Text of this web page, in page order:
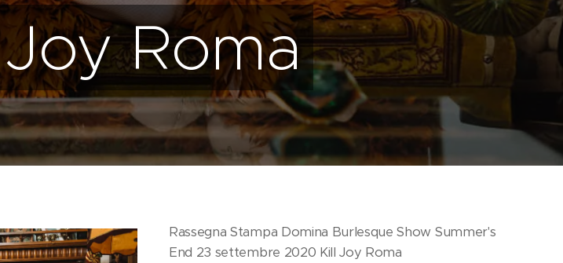
Joy Roma
Rassegna Stampa Domina Burlesque Show Summer's
End 23 settembre 2020 Kill Joy Roma